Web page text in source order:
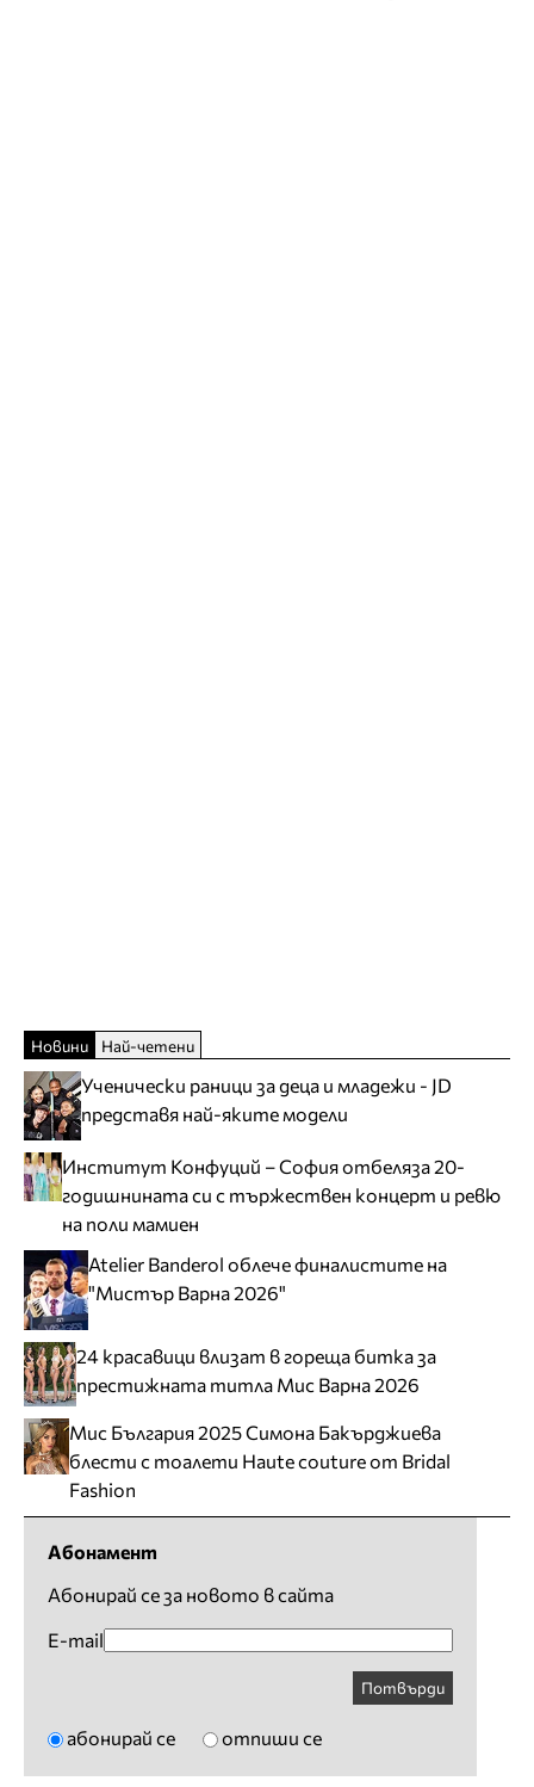
Новини Най-четени
Ученически раници за деца и младежи - JD
представя най-яките модели
Институт Конфуций – София отбеляза 20-
годишнината си с тържествен концерт и ревю
на поли мамиен
Atelier Banderol облече финалистите на
"Мистър Варна 2026"
24 красавици влизат в гореща битка за
престижната титла Мис Варна 2026
Мис България 2025 Симона Бакърджиева
блести с тоалети Haute couture от Bridal
Fashion
Абонамент
Абонирай се за новото в сайта
E-mail
Потвърди
абонирай се отпиши се